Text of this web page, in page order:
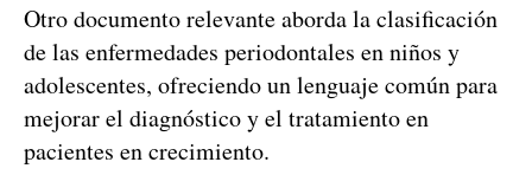
Otro documento relevante aborda la clasificación
de las enfermedades periodontales en niños y
adolescentes, ofreciendo un lenguaje común para
mejorar el diagnóstico y el tratamiento en
pacientes en crecimiento.